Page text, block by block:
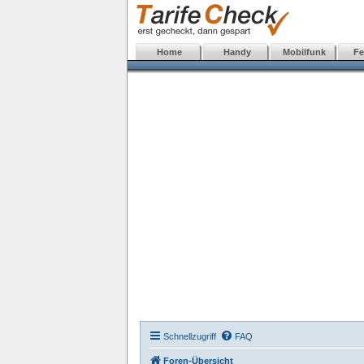
Home Handy Mobilfunk
Schnellzugriff FAQ
Foren-Übersicht